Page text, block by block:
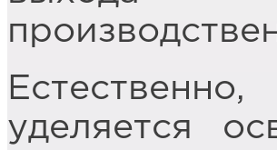
уделяется